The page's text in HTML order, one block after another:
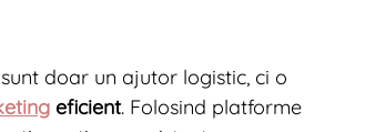
doar un ajutor logistic, ci o
eficient. Folosind platforme